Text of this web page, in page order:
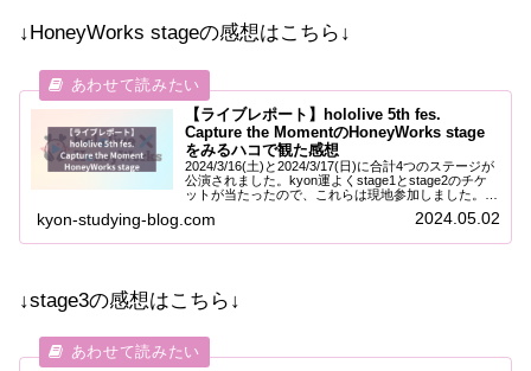
↓HoneyWorks stageの感想はこちら↓
【ライブレポート】hololive 5th fes.
Capture the MomentのHoneyWorks stage
をみるハコで観た感想
2024/3/16(土)と2024/3/17(日)に合計4つのステージが
公演されました。kyon運よくstage1とstage2のチケ
ットが当たったので、これらは現地参加しました。
↓stage1の感想はこちら↓↓stage2の感想はこちら↓...
kyon-studying-blog.com 2024.05.02
↓stage3の感想はこちら↓